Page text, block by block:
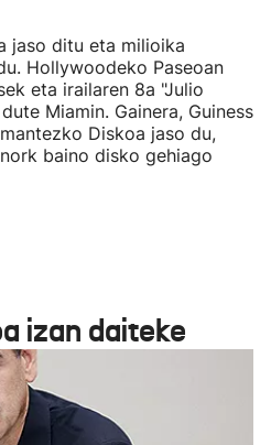
jaso ditu eta milioika
Hollywoodeko Paseoan
eta irailaren 8a "Julio
Miamin. Gainera, Guiness
Diskoa jaso du,
baino disko gehiago
izan daiteke